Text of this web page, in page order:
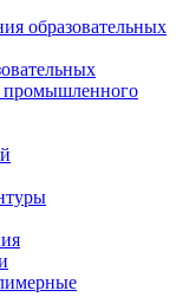
образовательных
промышленного